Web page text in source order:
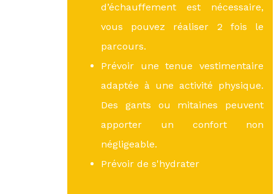
d’échauffement est nécessaire,
vous pouvez réaliser 2 fois le
parcours.
Prévoir une tenue vestimentaire
adaptée à une activité physique.
Des gants ou mitaines peuvent
apporter un confort non
négligeable.
Prévoir de s'hydrater